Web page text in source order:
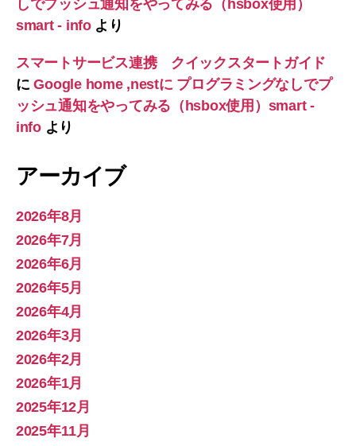
しでプッシュ通知をやってみる（hsbox使用）
smart - infoより
スマートサービス連携 クイックスタートガイド
にGoogle home ,nestに プログラミングなしでプ
ッシュ通知をやってみる（hsbox使用）smart -
infoより
アーカイブ
2026年8月
2026年7月
2026年6月
2026年5月
2026年4月
2026年3月
2026年2月
2026年1月
2025年12月
2025年11月